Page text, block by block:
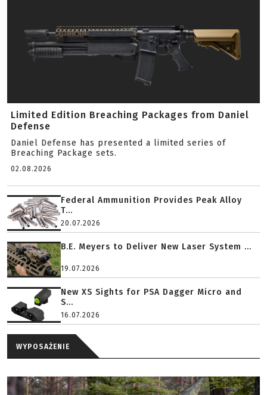
Limited Edition Breaching Packages from Daniel
Defense
Daniel Defense has presented a limited series of
Breaching Package sets.
02.08.2026
Federal Ammunition Provides Peak Alloy
T...
20.07.2026
B.E. Meyers to Deliver New Laser System ...
19.07.2026
New XS Sights for PSA Dagger Micro and
S...
16.07.2026
WYPOSAŻENIE